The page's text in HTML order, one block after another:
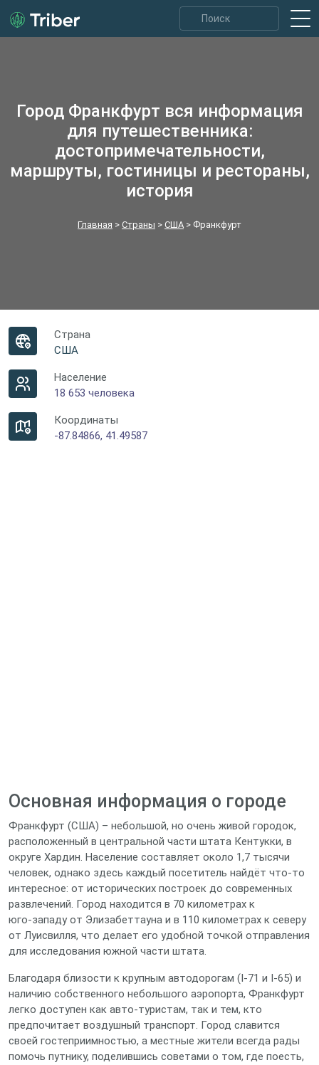
Город Франкфурт вся информация
для путешественника:
достопримечательности,
маршруты, гостиницы и рестораны,
история
Главная > Страны > США > Франкфурт
Страна
США
Население
18 653 человека
Координаты
-87.84866, 41.49587
Основная информация о городе
Франкфурт (США) – небольшой, но очень живой городок,
расположенный в центральной части штата Кентукки, в
округе Хардин. Население составляет около 1,7 тысячи
человек, однако здесь каждый посетитель найдёт что‑то
интересное: от исторических построек до современных
развлечений. Город находится в 70 километрах к
юго‑западу от Элизабеттауна и в 110 километрах к северу
от Луисвилля, что делает его удобной точкой отправления
для исследования южной части штата.
Благодаря близости к крупным автодорогам (I‑71 и I‑65) и
наличию собственного небольшого аэропорта, Франкфурт
легко доступен как авто‑туристам, так и тем, кто
предпочитает воздушный транспорт. Город славится
своей гостеприимностью, а местные жители всегда рады
помочь путнику, поделившись советами о том, где поесть,